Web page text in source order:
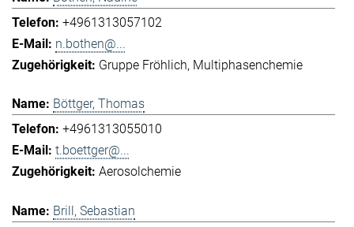
+4961313057102
n.bothen@...
Gruppe Fröhlich Multiphasenchemie
Böttger, Thomas
+4961313055010
t.boettger@...
Aerosolchemie
Brill, Sebastian